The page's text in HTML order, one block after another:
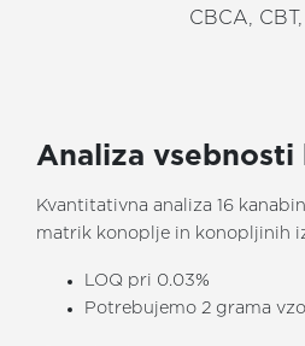
CBCA,
Analiza vsebnosti
Kvantitativna analiza 16
matrik konoplje in konopljinih
LOQ pri 0.03%
Potrebujemo 2 grama